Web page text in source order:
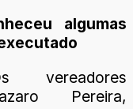
algumas
vereadores
Pereira,